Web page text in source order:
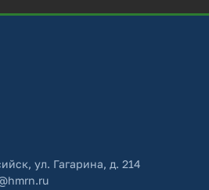
ул. Гагарина, д. 214